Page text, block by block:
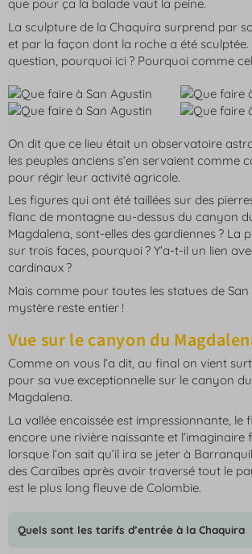
que pour ça la balade vaut la peine.
La sculpture de la Chaquira surprend par
et par la façon dont la roche a été sculptée.
question, pourquoi ici ? Pourquoi comme
On dit que ce lieu était un observatoire
les peuples anciens s’en servaient comme
pour régir leur activité agricole.
Les figures qui ont été taillées sur des
flanc de montagne au-dessus du canyon
Magdalena, sont-elles des gardiennes ? La
sur trois faces, pourquoi ? Y’a-t-il un lien
cardinaux ?
Mais comme pour toutes les statues de San
mystère reste entier !
Vue sur le canyon du
Comme on vous l’a dit, au final on vient
pour sa vue exceptionnelle sur le canyon
Magdalena.
La vallée encaissée est impressionnante, le
encore une rivière naissante et l’imaginaire
lorsque l’on sait qu’il ira se jeter à
des Caraïbes après avoir traversé tout le
est le plus long fleuve de Colombie.
Quels sont les tarifs d’entrée à la Chaquira